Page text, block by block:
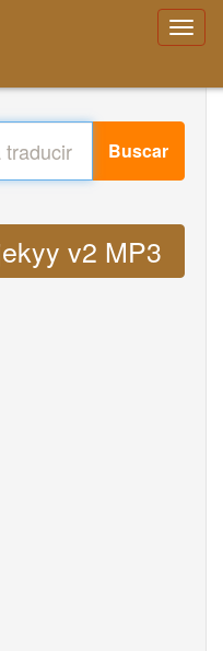
Buscar
v2 MP3